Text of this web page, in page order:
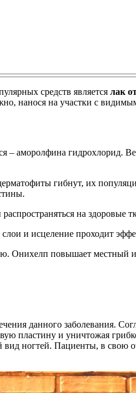
средств является лак
нанося на участки с
– аморолфина гидрохлорид.
гибнут, их
на здоровые
и исцеление проходит
Онихелп повышает местный
данного заболевания.
пластину и уничтожая
вид ногтей. Пациенты, в свою